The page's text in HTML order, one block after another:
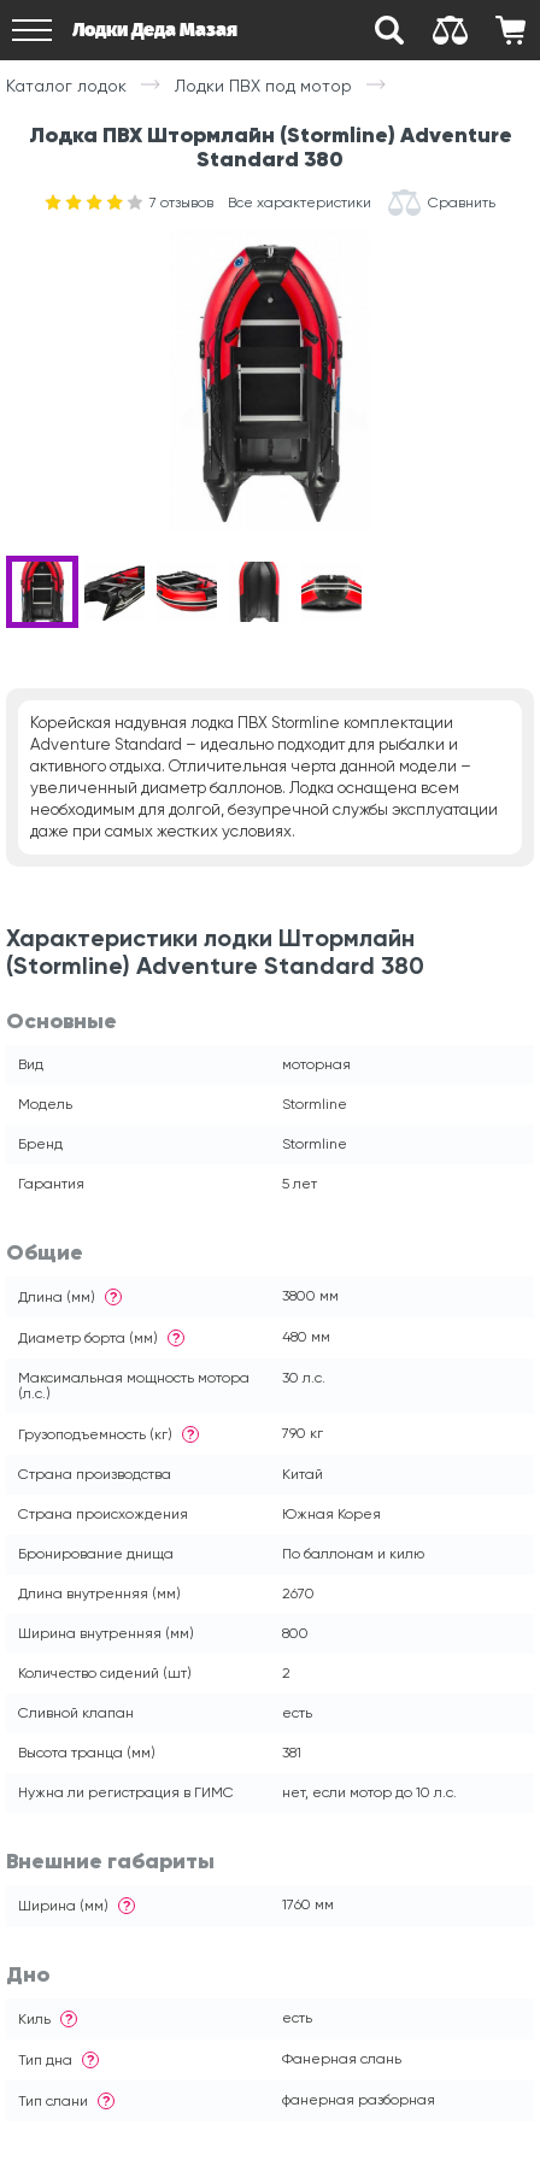
Лодки Деда Мазая
Каталог лодок Лодки ПВХ под мотор
Лодка ПВХ Штормлайн (Stormline) Adventure
Standard 380
7 отзывов Все характеристики Сравнить
Корейская надувная лодка ПВХ Stormline комплектации
Adventure Standard – идеально подходит для рыбалки и
активного отдыха. Отличительная черта данной модели –
увеличенный диаметр баллонов. Лодка оснащена всем
необходимым для долгой, безупречной службы эксплуатации
даже при самых жестких условиях.
Характеристики лодки Штормлайн
(Stormline) Adventure Standard 380
Основные
Вид моторная
Модель Stormline
Бренд Stormline
Гарантия 5 лет
Общие
Длина (мм) ? 3800 мм
Диаметр борта (мм) ? 480 мм
Максимальная мощность мотора
(л.с.)
30 л.с.
Грузоподъемность (кг) ? 790 кг
Страна производства Китай
Страна происхождения Южная Корея
Бронирование днища По баллонам и килю
Длина внутренняя (мм) 2670
Ширина внутренняя (мм) 800
Количество сидений (шт) 2
Сливной клапан есть
Высота транца (мм) 381
Нужна ли регистрация в ГИМС нет, если мотор до 10 л.с.
Внешние габариты
Ширина (мм) ? 1760 мм
Дно
Киль ? есть
Тип дна ? Фанерная слань
Тип слани ? фанерная разборная